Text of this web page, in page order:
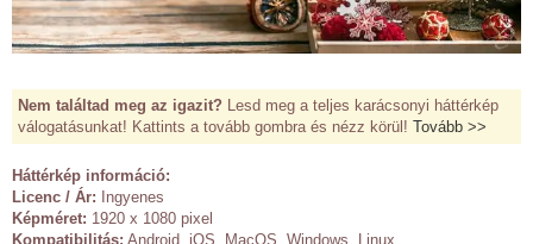
Nem találtad meg az igazit? Lesd meg a teljes karácsonyi háttérkép
válogatásunkat! Kattints a tovább gombra és nézz körül! Tovább >>
Háttérkép információ:
Licenc / Ár: Ingyenes
Képméret: 1920 x 1080 pixel
Kompatibilitás: Android, iOS, MacOS, Windows, Linux